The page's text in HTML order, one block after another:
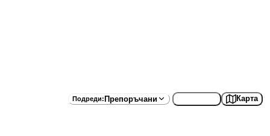
Подреди:Препоръчани Карта